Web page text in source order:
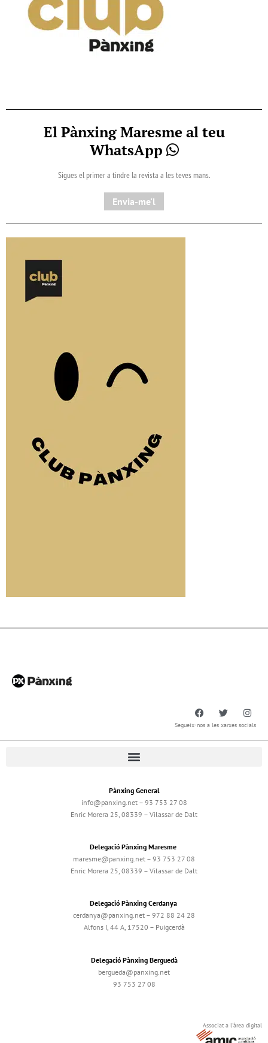
El Pànxing Maresme al teu
WhatsApp
Sigues el primer a tindre la revista a les teves mans.
Envia-me'l
Segueix-nos a les xarxes socials
Pànxing General
info@panxing.net – 93 753 27 08
Enric Morera 25, 08339 – Vilassar de Dalt
Delegació Pànxing Maresme
maresme@panxing.net – 93 753 27 08
Enric Morera 25, 08339 – Vilassar de Dalt
Delegació Pànxing Cerdanya
cerdanya@panxing.net – 972 88 24 28
Alfons I, 44 A, 17520 – Puigcerdà
Delegació Pànxing Berguedà
bergueda@panxing.net
93 753 27 08
Associat a l'àrea digital